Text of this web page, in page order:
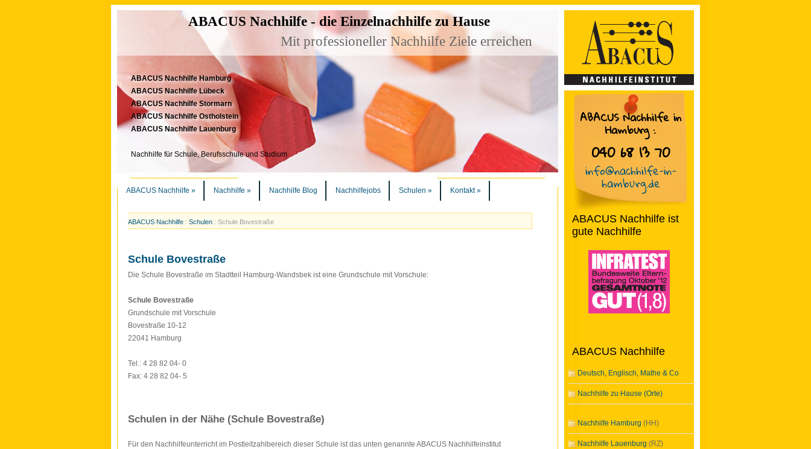
ABACUS Nachhilfe in
Hamburg:
040 68 13 70
info@nachhilfe-in-
hamburg.de
ABACUS Nachhilfe - die Einzelnachhilfe zu Hause
Mit professioneller Nachhilfe Ziele erreichen
ABACUS Nachhilfe Hamburg
ABACUS Nachhilfe Lübeck
ABACUS Nachhilfe Stormarn
ABACUS Nachhilfe Ostholstein
ABACUS Nachhilfe Lauenburg
Nachhilfe für Schule, Berufsschule und Studium
ABACUS Nachhilfe » Nachhilfe » Nachhilfe Blog Nachhilfejobs Schulen » Kontakt»
ABACUS Nachhilfe : Schulen : Schule Bovestraße
Schule Bovestraße
Die Schule Bovestraße im Stadtteil Hamburg-Wandsbek ist eine Grundschule mit Vorschule:
Schule Bovestraße
Grundschule mit Vorschule
Bovestraße 10-12
22041 Hamburg
Tel.: 4 28 82 04- 0
Fax: 4 28 82 04- 5
Schulen in der Nähe (Schule Bovestraße)
Für den Nachhilfeunterricht im Postleitzahlbereich dieser Schule ist das unten genannte ABACUS Nachhilfeinstitut
ABACUS Nachhilfe ist
gute Nachhilfe
ABACUS Nachhilfe
Deutsch, Englisch, Mathe & Co
Nachhilfe zu Hause (Orte)
Nachhilfe Hamburg (HH)
Nachhilfe Lauenburg (RZ)